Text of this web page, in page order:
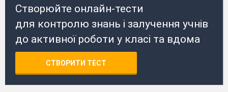
Створюйте онлайн-тести
для контролю знань і залучення учнів
до активної роботи у класі та вдома
СТВОРИТИ ТЕСТ